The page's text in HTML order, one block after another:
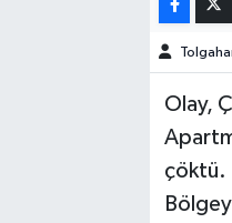
Olay,
çöktü.
KÜLTÜR SANAT